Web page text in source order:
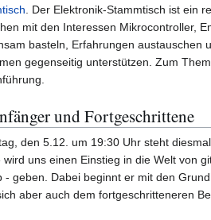
. Der Elektronik-Stammtisch ist ein
mit den Interessen Mikrocontroller,
basteln, Erfahrungen austauschen
gegenseitig unterstützen. Zum
und Fortgeschrittene
den 5.12. um 19:30 Uhr steht
uns einen Einstieg in die Welt von
geben. Dabei beginnt er mit den
aber auch dem fortgeschritteneren